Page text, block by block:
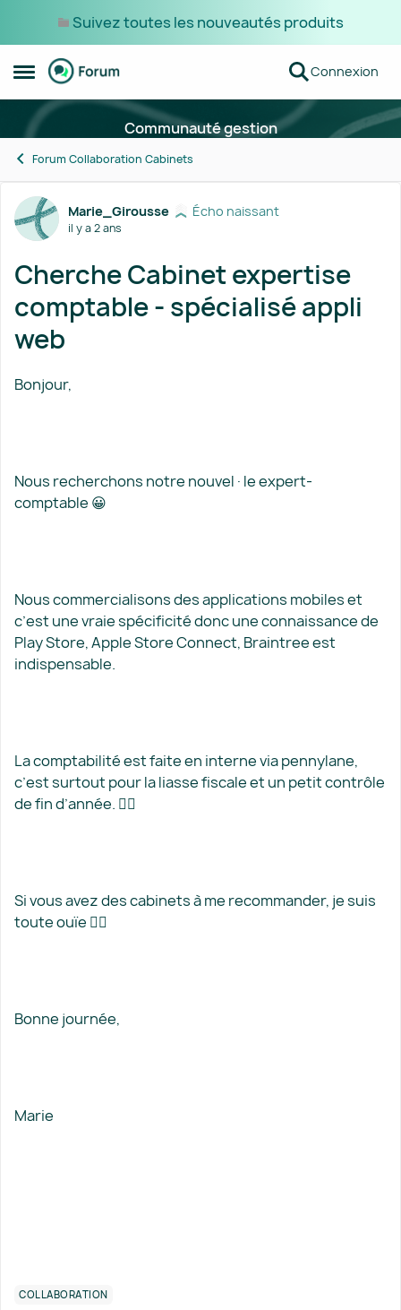
Suivez toutes les nouveautés produits
Ouvrir Menu Latéral
Passer au contenu Connexion
Communauté gestion
Forum Collaboration Cabinets
Forum Discussion
Marie_Girousse Écho naissant
il y a 2 ans
Cherche Cabinet expertise
comptable - spécialisé appli
web
Bonjour,
Nous recherchons notre nouvel·le expert-
comptable 😀
Nous commercialisons des applications mobiles et
c’est une vraie spécificité donc une connaissance de
Play Store, Apple Store Connect, Braintree est
indispensable.
La comptabilité est faite en interne via pennylane,
c’est surtout pour la liasse fiscale et un petit contrôle
de fin d’année. ✍🏻
Si vous avez des cabinets à me recommander, je suis
toute ouïe 👂🏻
Bonne journée,
Marie
COLLABORATION